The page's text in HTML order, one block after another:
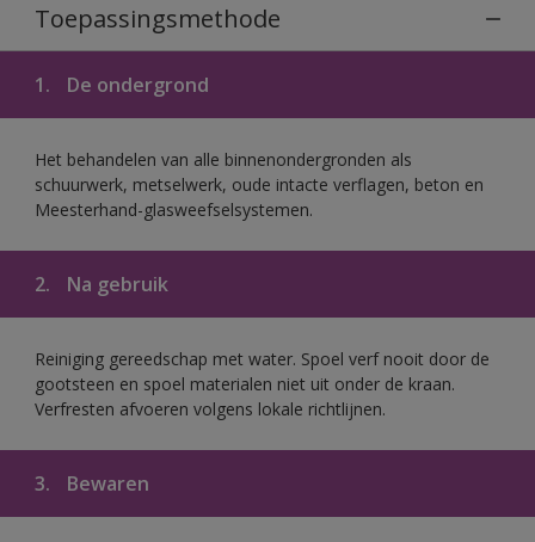
Toepassingsmethode
1. De ondergrond
Het behandelen van alle binnenondergronden als
schuurwerk, metselwerk, oude intacte verflagen, beton en
Meesterhand-glasweefselsystemen.
2. Na gebruik
Reiniging gereedschap met water. Spoel verf nooit door de
gootsteen en spoel materialen niet uit onder de kraan.
Verfresten afvoeren volgens lokale richtlijnen.
3. Bewaren